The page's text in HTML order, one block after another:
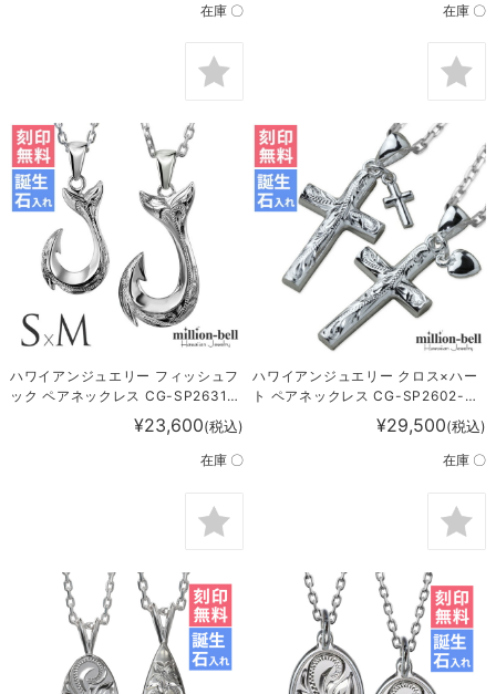
在庫 〇
在庫 〇
ハワイアンジュエリー フィッシュフ
ック ペアネックレス CG-SP2631-
¥23,600(税込)
在庫 〇
ハワイアンジュエリー クロス×ハー
ト ペアネックレス CG-SP2602-
¥29,500(税込)
在庫 〇